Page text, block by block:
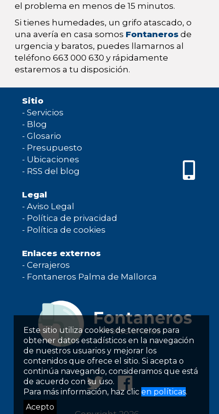
Este sitio utiliza cookies de terceros para
obtener datos estadísticos en la navegación
de nuestros usuarios y mejorar los
contenidos que ofrece el sitio. Si acepta o
continúa navegando, consideramos que está
de acuerdo con su uso.
Para más información, haz clic en políticas.
Acepto
el problema en menos de 15 minutos.
Si tienes humedades, un grifo atascado, o
una avería en casa somos Fontaneros de
urgencia y baratos, puedes llamarnos al
teléfono 663 000 630 y rápidamente
estaremos a tu disposición.
Sitio
- Servicios
- Blog
- Glosario
- Presupuesto
- Ubicaciones
- RSS del blog
Legal
- Aviso Legal
- Política de privacidad
- Política de cookies
Enlaces externos
- Cerrajeros
- Fontaneros Palma de Mallorca